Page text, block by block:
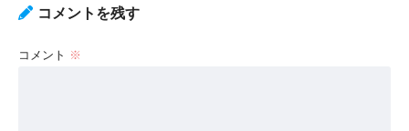
コメントを残す
コメント ※